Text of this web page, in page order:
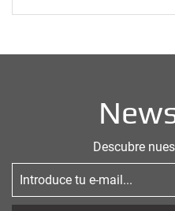
Descubre